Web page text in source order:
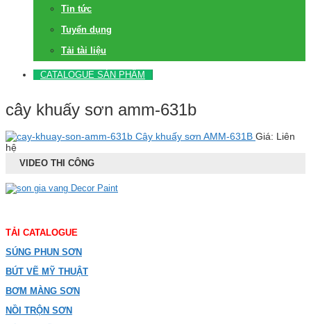
Tin tức
Tuyển dụng
Tải tài liệu
CATALOGUE SẢN PHẨM
cây khuấy sơn amm-631b
Cây khuấy sơn AMM-631B Giá: Liên
hệ
VIDEO THI CÔNG
TẢI CATALOGUE
SÚNG PHUN SƠN
BÚT VẼ MỸ THUẬT
BƠM MÀNG SƠN
NỒI TRỘN SƠN